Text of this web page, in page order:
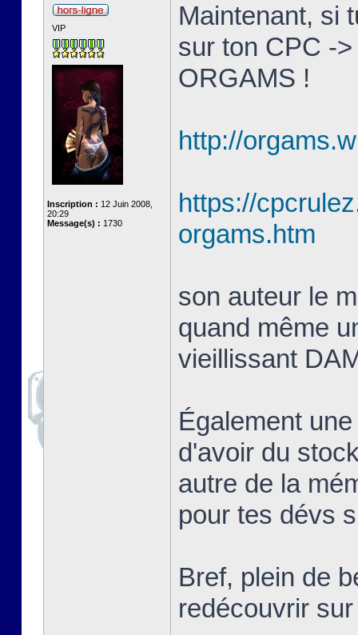
VIP
Inscription : 12 Juin 2008,
20:29
Message(s) : 1730
Maintenant, si
sur ton CPC -
ORGAMS !
http://
https://
orgams.htm
son auteur le
quand même
vieillissant
Également
d'avoir du
autre de la
pour tes dévs
Bref, plein de
redécouvrir